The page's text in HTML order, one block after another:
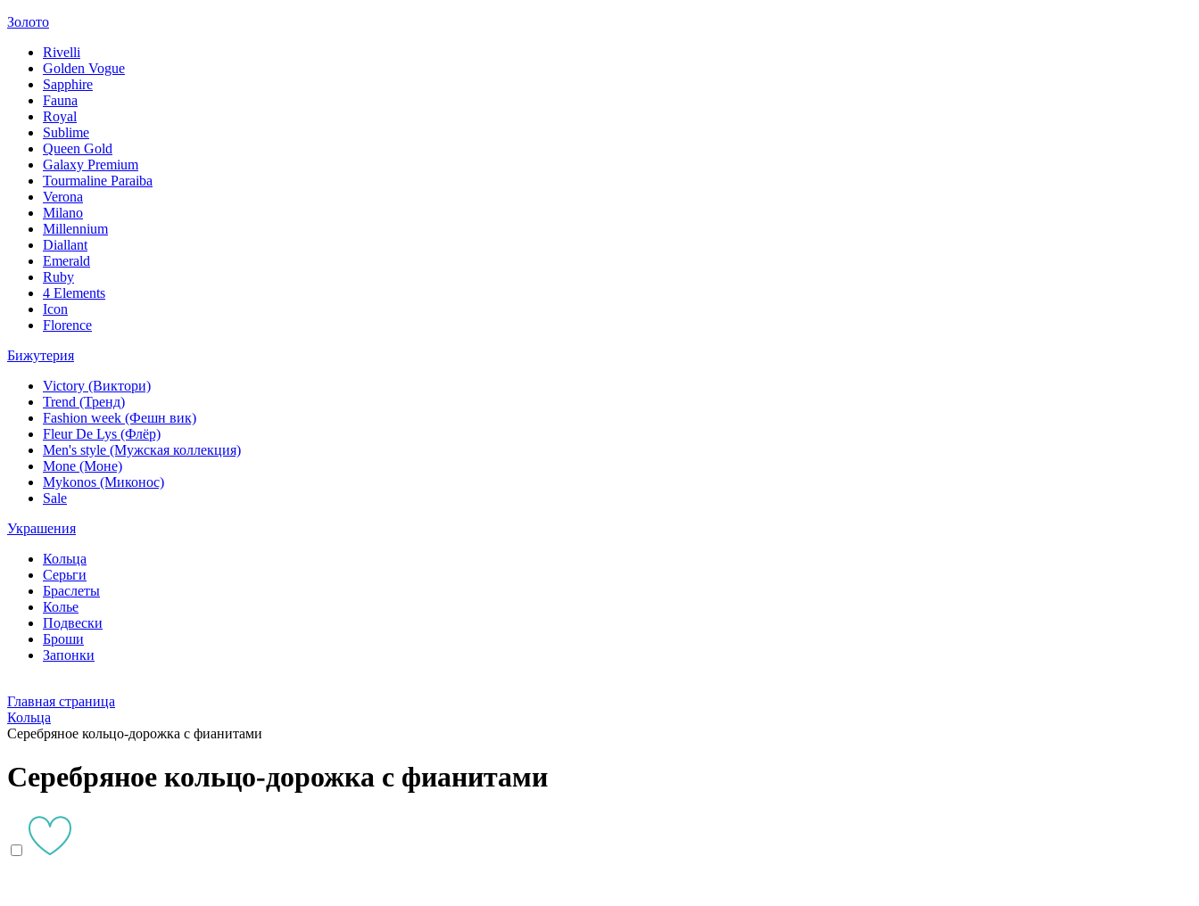
Золото
Rivelli
Golden Vogue
Sapphire
Fauna
Royal
Sublime
Queen Gold
Galaxy Premium
Tourmaline Paraiba
Verona
Milano
Millennium
Diallant
Emerald
Ruby
4 Elements
Icon
Florence
Бижутерия
Victory (Виктори)
Trend (Тренд)
Fashion week (Фешн вик)
Fleur De Lys (Флёр)
Men's style (Мужская коллекция)
Mone (Моне)
Mykonos (Миконос)
Sale
Украшения
Кольца
Серьги
Браслеты
Колье
Подвески
Броши
Запонки
Главная страница
Кольца
Серебряное кольцо-дорожка с фианитами
Серебряное кольцо-дорожка с фианитами